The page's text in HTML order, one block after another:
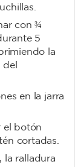
con ¾
5
la
en la jarra
el botón
cortadas.
la ralladura